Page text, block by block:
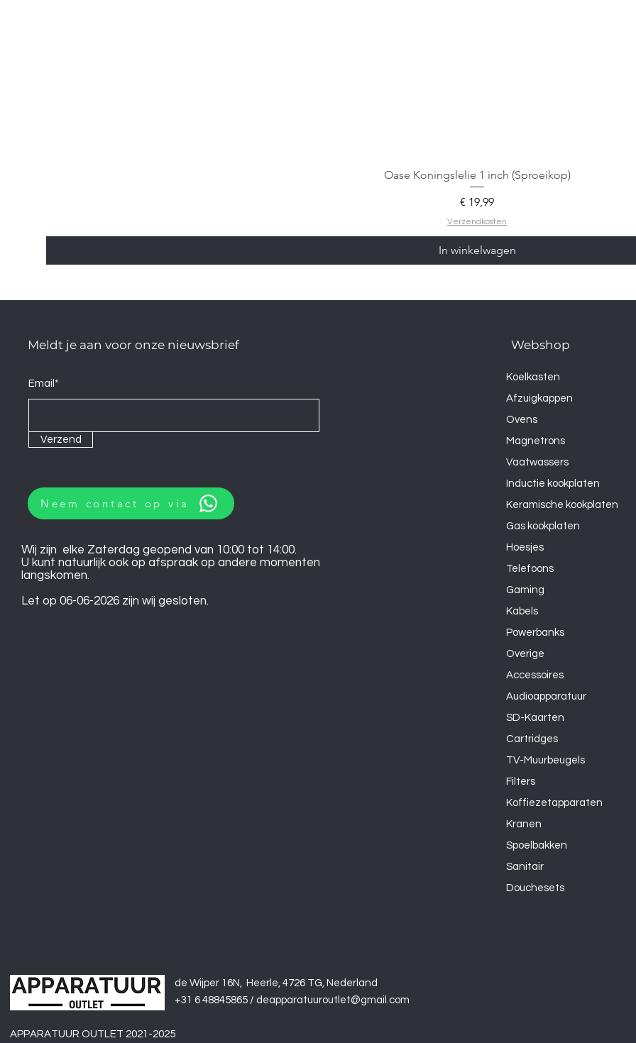
Oase Koningslelie 1 inch (Sproeikop)
Prijs
€ 19,99
Verzendkosten
In winkelwagen
Meldt je aan voor onze nieuwsbrief
Email*
Verzend
Neem contact op via
Wij zijn elke Zaterdag geopend van 10:00 tot 14:00.
U kunt natuurlijk ook op afspraak op andere momenten
langskomen.
Let op 06-06-2026 zijn wij gesloten.
Webshop
Koelkasten
Afzuigkappen
Ovens
Magnetrons
Vaatwassers
Inductie kookplaten
Keramische kookplaten
Gas kookplaten
Hoesjes
Telefoons
Gaming
Kabels
Powerbanks
Overige
Accessoires
Audioapparatuur
SD-Kaarten
Cartridges
TV-Muurbeugels
Filters
Koffiezetapparaten
Kranen
Spoelbakken
Sanitair
Douchesets
de Wijper 16N, Heerle , 4726 TG, Nederland
+31 6 48845865 / deapparatuuroutlet@gmail.com
APPARATUUR OUTLET 2021-2025